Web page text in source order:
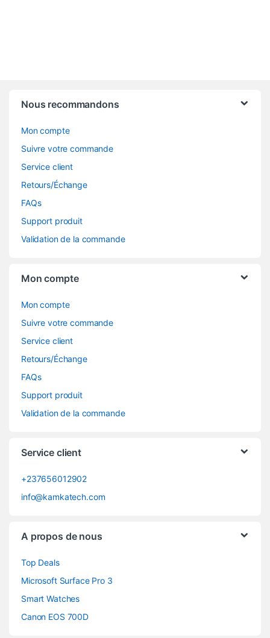
Nous recommandons
Mon compte
Suivre votre commande
Service client
Retours/Échange
FAQs
Support produit
Validation de la commande
Mon compte
Mon compte
Suivre votre commande
Service client
Retours/Échange
FAQs
Support produit
Validation de la commande
Service client
+237656012902
info@kamkatech.com
A propos de nous
Top Deals
Microsoft Surface Pro 3
Smart Watches
Canon EOS 700D